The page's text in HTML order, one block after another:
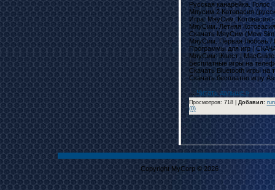
Русская канарейка. Голос,
Мяусим 2 Котовасия
Игра: МяуCим, Котовасия -
МяуCим. Летняя
Скачать МяуСим (Mew
МяуСим. Первая Любовь /
Программы для игр |
МяуСим: iКвест |
Бесплатные игры на
Скачать Bluetooth игры на
Скачать бесплатно игру
...Читать дальше »
Просмотров: 718 | Добавил:
(0)
Copyright MyCorp © 2026